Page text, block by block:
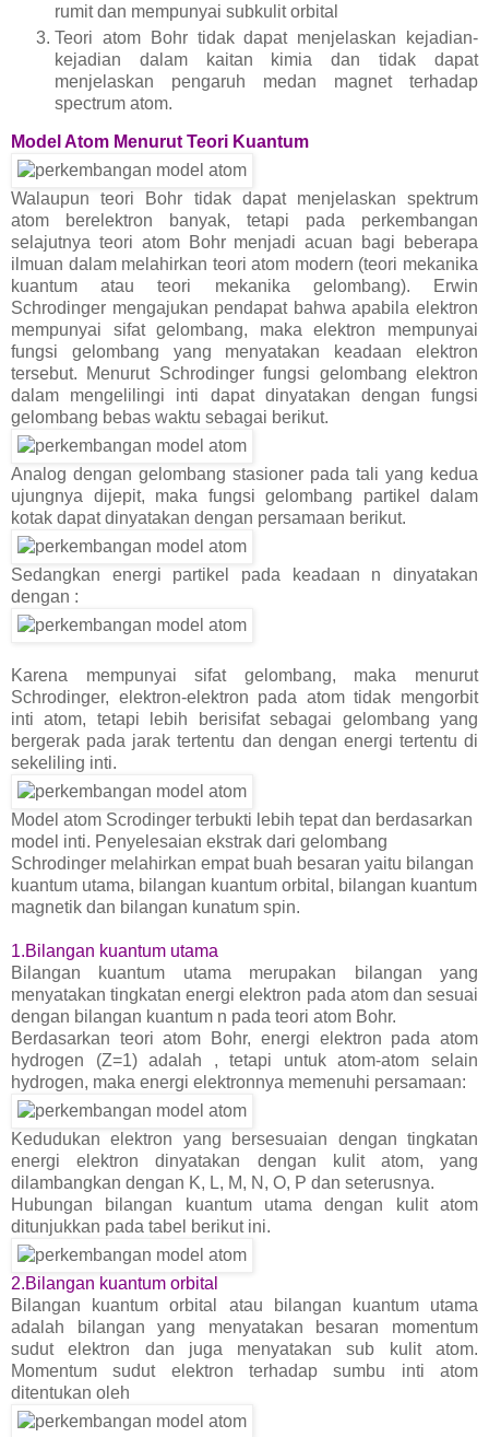
rumit dan mempunyai subkulit orbital
Teori atom Bohr tidak dapat menjelaskan kejadian-
kejadian dalam kaitan kimia dan tidak dapat
menjelaskan pengaruh medan magnet terhadap
spectrum atom.
Model Atom Menurut Teori Kuantum
Walaupun teori Bohr tidak dapat menjelaskan spektrum
atom berelektron banyak, tetapi pada perkembangan
selajutnya teori atom Bohr menjadi acuan bagi beberapa
ilmuan dalam melahirkan teori atom modern (teori mekanika
kuantum atau teori mekanika gelombang). Erwin
Schrodinger mengajukan pendapat bahwa apabila elektron
mempunyai sifat gelombang, maka elektron mempunyai
fungsi gelombang yang menyatakan keadaan elektron
tersebut. Menurut Schrodinger fungsi gelombang elektron
dalam mengelilingi inti dapat dinyatakan dengan fungsi
gelombang bebas waktu sebagai berikut.
Analog dengan gelombang stasioner pada tali yang kedua
ujungnya dijepit, maka fungsi gelombang partikel dalam
kotak dapat dinyatakan dengan persamaan berikut.
Sedangkan energi partikel pada keadaan n dinyatakan
dengan :
Karena mempunyai sifat gelombang, maka menurut
Schrodinger, elektron-elektron pada atom tidak mengorbit
inti atom, tetapi lebih berisifat sebagai gelombang yang
bergerak pada jarak tertentu dan dengan energi tertentu di
sekeliling inti.
Model atom Scrodinger terbukti lebih tepat dan berdasarkan
model inti. Penyelesaian ekstrak dari gelombang
Schrodinger melahirkan empat buah besaran yaitu bilangan
kuantum utama, bilangan kuantum orbital, bilangan kuantum
magnetik dan bilangan kunatum spin.
1.Bilangan kuantum utama
Bilangan kuantum utama merupakan bilangan yang
menyatakan tingkatan energi elektron pada atom dan sesuai
dengan bilangan kuantum n pada teori atom Bohr.
Berdasarkan teori atom Bohr, energi elektron pada atom
hydrogen (Z=1) adalah , tetapi untuk atom-atom selain
hydrogen, maka energi elektronnya memenuhi persamaan:
Kedudukan elektron yang bersesuaian dengan tingkatan
energi elektron dinyatakan dengan kulit atom, yang
dilambangkan dengan K, L, M, N, O, P dan seterusnya.
Hubungan bilangan kuantum utama dengan kulit atom
ditunjukkan pada tabel berikut ini.
2.Bilangan kuantum orbital
Bilangan kuantum orbital atau bilangan kuantum utama
adalah bilangan yang menyatakan besaran momentum
sudut elektron dan juga menyatakan sub kulit atom.
Momentum sudut elektron terhadap sumbu inti atom
ditentukan oleh